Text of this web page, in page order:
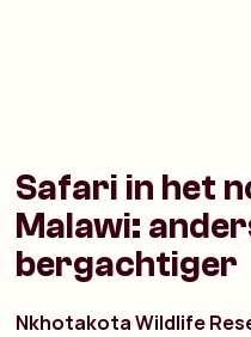
Safari in het
Malawi:
bergachtiger
Nkhotakota Wildlife